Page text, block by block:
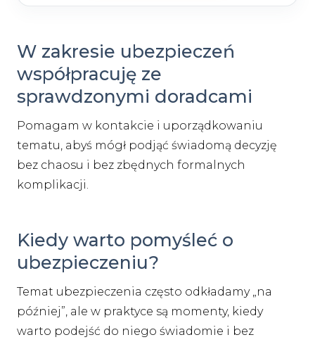
W zakresie ubezpieczeń
współpracuję ze
sprawdzonymi doradcami
Pomagam w kontakcie i uporządkowaniu
tematu, abyś mógł podjąć świadomą decyzję
bez chaosu i bez zbędnych formalnych
komplikacji.
Kiedy warto pomyśleć o
ubezpieczeniu?
Temat ubezpieczenia często odkładamy „na
później”, ale w praktyce są momenty, kiedy
warto podejść do niego świadomie i bez